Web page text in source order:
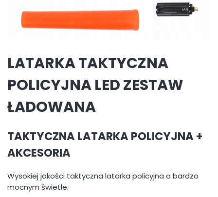
LATARKA TAKTYCZNA
POLICYJNA LED ZESTAW
ŁADOWANA
TAKTYCZNA LATARKA POLICYJNA +
AKCESORIA
Wysokiej jakości taktyczna latarka policyjna o bardzo
mocnym świetle.